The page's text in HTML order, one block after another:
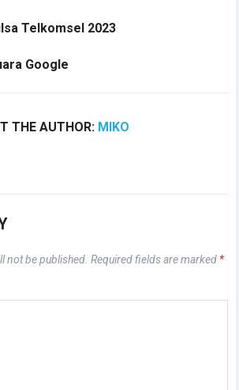
Telkomsel 2023
Google
THE AUTHOR: MIKO
not be published. Required fields are marked *